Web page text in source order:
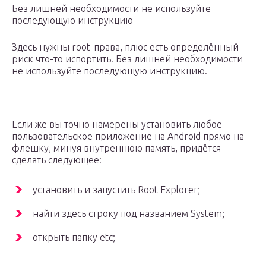
Без лишней необходимости не используйте
последующую инструкцию
Здесь нужны root-права, плюс есть определённый
риск что-то испортить. Без лишней необходимости
не используйте последующую инструкцию.
Если же вы точно намерены установить любое
пользовательское приложение на Android прямо на
флешку, минуя внутреннюю память, придётся
сделать следующее:
установить и запустить Root Explorer;
найти здесь строку под названием System;
открыть папку etc;